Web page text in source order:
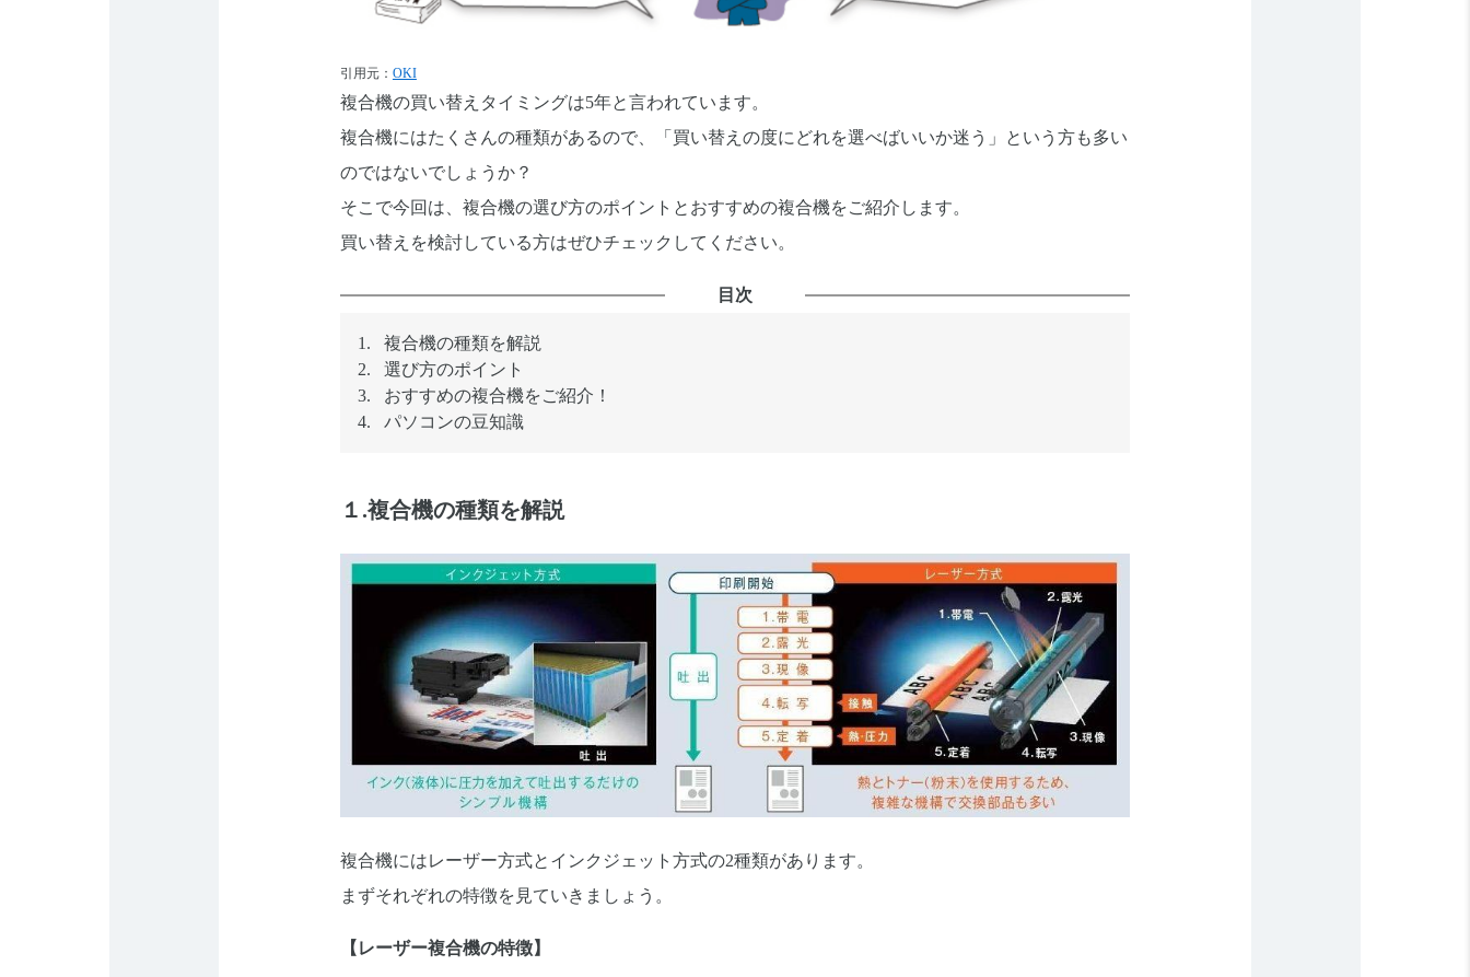
引用元： OKI
複合機の買い替えタイミングは5年と言われています。
複合機にはたくさんの種類があるので、「買い替えの度にどれを選べばいいか迷う」という方も多い
のではないでしょうか？
そこで今回は、複合機の選び方のポイントとおすすめの複合機をご紹介します。
買い替えを検討している方はぜひチェックしてください。
目次
複合機の種類を解説
選び方のポイント
おすすめの複合機をご紹介！
パソコンの豆知識
１.複合機の種類を解説
複合機にはレーザー方式とインクジェット方式の2種類があります。
まずそれぞれの特徴を見ていきましょう。
【レーザー複合機の特徴】